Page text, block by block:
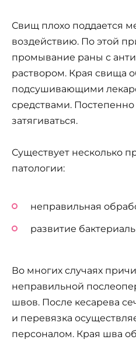
Свищ плохо поддается
воздействию. По этой
промывание раны с
раствором. Края свища
подсушивающими
средствами.
затягиваться.
Существует несколько
патологии:
неправильная
развитие
Во многих случаях
неправильной
швов. После кесарева
и перевязка
персоналом. Края шва